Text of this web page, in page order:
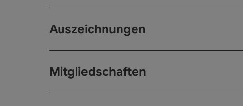
Auszeichnungen
Mitgliedschaften